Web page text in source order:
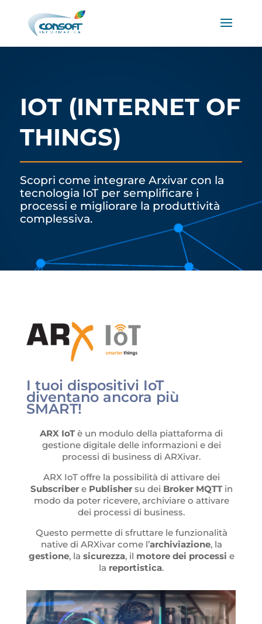
IOT (INTERNET OF
THINGS)
Scopri come integrare Arxivar con la
tecnologia IoT per semplificare i
processi e migliorare la produttività
complessiva.
I tuoi dispositivi IoT
diventano ancora più
SMART!
ARX IoTè un modulo della piattaforma di
gestione digitale delle informazioni e dei
processi di business di ARXivar.
ARX IoT offre la possibilità di attivare dei
Subscribere Publishersu dei Broker MQTTin
modo da poter ricevere, archiviare o attivare
dei processi di business.
Questo permette di sfruttare le funzionalità
native di ARXivar come l’archiviazione, la
gestione, la sicurezza, il motore dei processi e
la reportistica.